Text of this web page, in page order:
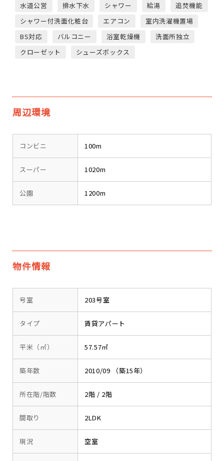
水道公営 排水下水 シャワー 給湯
追焚機能
シャワー付洗面化粧台
エアコン
室内洗濯機置場
BS対応
バルコニー 浴室乾燥機
洗面所独立
クローゼット
シューズボックス
周辺環境
コンビニ 100m
スーパー 1020m
公園 1200m
物件情報
号室 203号室
タイプ 賃貸アパート
平米（㎡） 57.57㎡
築年数 2010/09 （築15年）
所在階/階数 2階 / 2階
間取り 2LDK
現況 空室